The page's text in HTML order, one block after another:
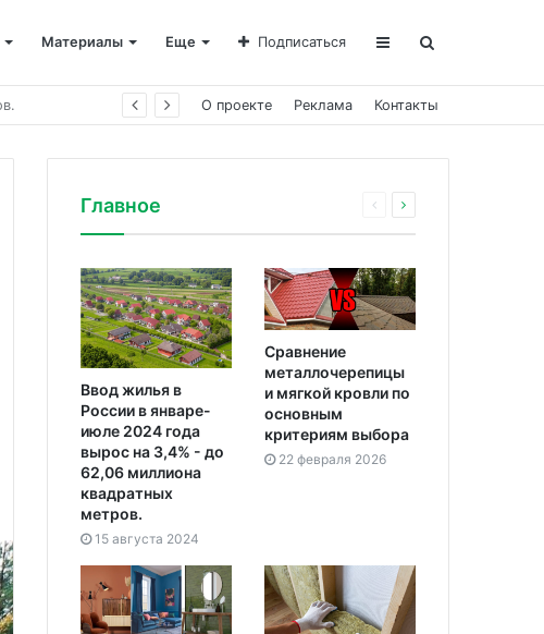
Материалы Еще Подписаться
О проекте Реклама Контакты
Главное
Ввод жилья в
России в январе-
июле 2024 года
вырос на 3,4% - до
62,06 миллиона
квадратных
метров.
15 августа 2024
Сравнение
металлочерепицы
и мягкой кровли по
основным
критериям выбора
22 февраля 2026